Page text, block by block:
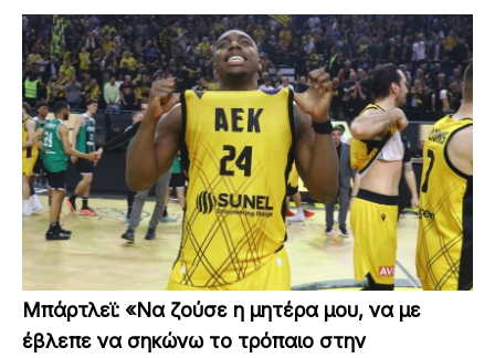
Μπάρτλεϊ: «Να ζούσε η μητέρα μου, να με
έβλεπε να σηκώνω το τρόπαιο στην